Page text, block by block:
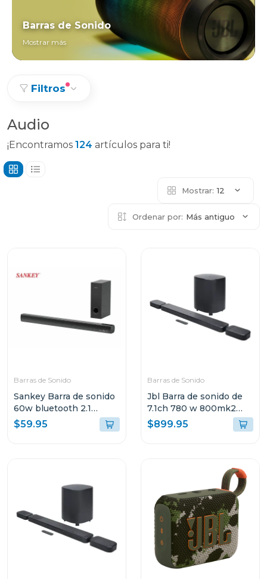
Barras de Sonido
Mostrar más
Filtros
Audio
¡Encontramos 124 artículos para ti!
Mostrar: 12
Ordenar por: Más antiguo
Barras de Sonido
Sankey Barra de sonido
60w bluetooth 2.1
canales + subwoofer
hmt66
$59.95
Barras de Sonido
Jbl Barra de sonido de
7.1ch 780 w 800mk2
dolby atmos bar800m2
$899.95